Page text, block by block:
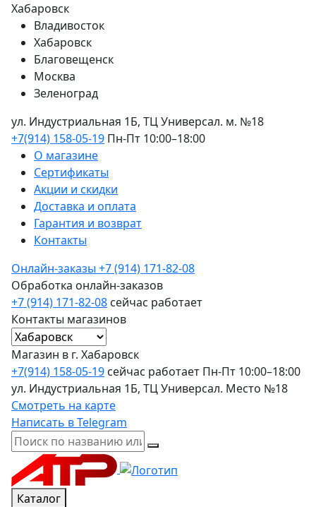
Хабаровск
Владивосток
Хабаровск
Благовещенск
Москва
Зеленоград
ул. Индустриальная 1Б, ТЦ Универсал. м. №18
+7(914) 158-05-19 Пн-Пт 10:00–18:00
О магазине
Сертификаты
Акции и скидки
Доставка и оплата
Гарантия и возврат
Контакты
Онлайн-заказы +7 (914) 171-82-08
Обработка онлайн-заказов
+7 (914) 171-82-08 сейчас работает
Контакты магазинов
Магазин в г. Хабаровск
+7(914) 158-05-19 сейчас работает Пн-Пт 10:00–18:00
ул. Индустриальная 1Б, ТЦ Универсал. Место №18
Смотреть на карте
Написать в Telegram
Каталог